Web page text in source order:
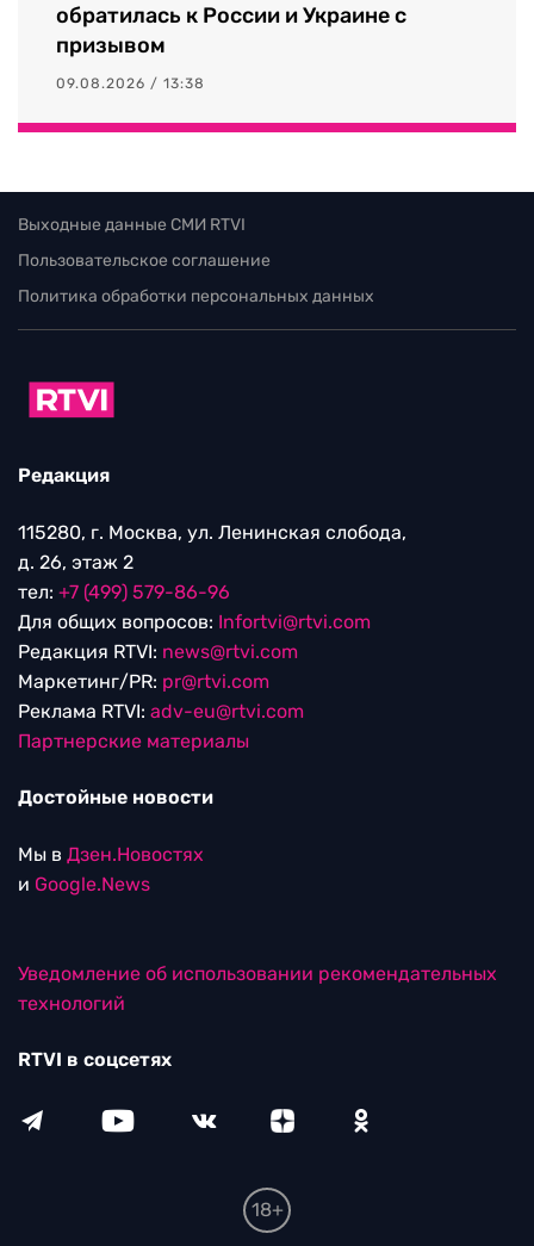
обратилась к России и Украине с
призывом
09.08.2026 / 13:38
Выходные данные СМИ RTVI
Пользовательское соглашение
Политика обработки персональных данных
Редакция
115280, г. Москва, ул. Ленинская слобода,
д. 26, этаж 2
тел: +7 (499) 579-86-96
Для общих вопросов: Infortvi@rtvi.com
Редакция RTVI: news@rtvi.com
Маркетинг/PR: pr@rtvi.com
Реклама RTVI: adv-eu@rtvi.com
Партнерские материалы
Достойные новости
Мы в Дзен.Новостях
и Google.News
Уведомление об использовании рекомендательных
технологий
RTVI в соцсетях
18+